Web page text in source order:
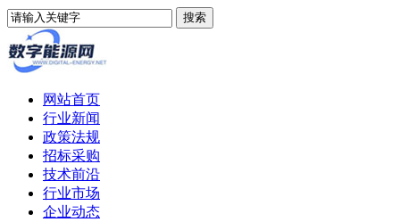
网站首页
行业新闻
政策法规
招标采购
技术前沿
行业市场
企业动态